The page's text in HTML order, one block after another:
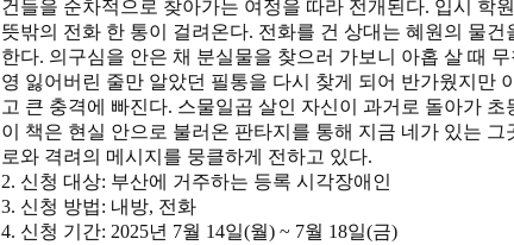
건들을 순차적으로 찾아가는 여정을 따라 전개된다. 입시 학
뜻밖의 전화 한 통이 걸려온다. 전화를 건 상대는 혜원의 물
한다. 의구심을 안은 채 분실물을 찾으러 가보니 아홉 살 때
영 잃어버린 줄만 알았던 필통을 다시 찾게 되어 반가웠지만
고 큰 충격에 빠진다. 스물일곱 살인 자신이 과거로 돌아가 초
이 책은 현실 안으로 불러온 판타지를 통해 지금 네가 있는
로와 격려의 메시지를 뭉클하게 전하고 있다.
2. 신청 대상: 부산에 거주하는 등록 시각장애인
3. 신청 방법: 내방, 전화
4. 신청 기간: 2025년 7월 14일(월) ~ 7월 18일(금)